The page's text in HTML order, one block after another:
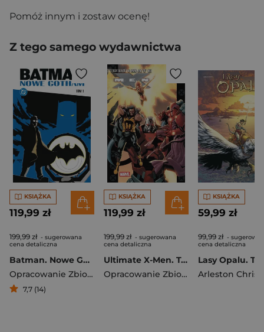
Pomóż innym i zostaw ocenę!
Z tego samego wydawnictwa
KSIĄŻKA
119,99 zł
199,99 zł - sugerowana
cena detaliczna
Batman. Nowe Gotham. Tom 1
Opracowanie Zbiorowe
7,7 (14)
KSIĄŻKA
119,99 zł
199,99 zł - sugerowana
cena detaliczna
Ultimate X-Men. Tom 9
Opracowanie Zbiorowe
KSIĄŻKA
59,99 zł
99,99 zł -
cena detaliczna
Lasy Opalu.